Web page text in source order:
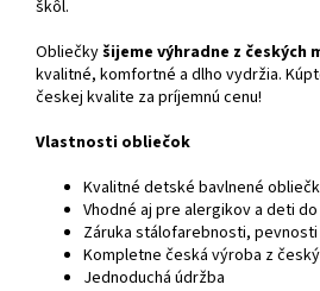
škôl.
Obliečkyšijeme výhradne z českých
kvalitné, komfortné a dlho vydržia.
českej kvalite za príjemnú cenu!
Vlastnosti obliečok
Kvalitné detské bavlnené
Vhodné aj pre alergikov a deti
Záruka stálofarebnosti,
Kompletne česká výroba z
Jednoduchá údržba